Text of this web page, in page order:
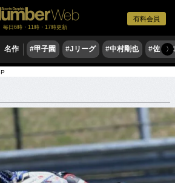
有料会員
毎日6時・11時・17時更新
名作 #甲子園 #Jリーグ #中村剛也 #佐々〉